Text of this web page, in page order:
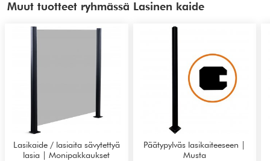
Muut tuotteet ryhmässä Lasinen kaide
Lasikaide / lasiaita sävytettyä
lasia | Monipakkaukset
Päätypylväs lasikaiteeseen |
Musta